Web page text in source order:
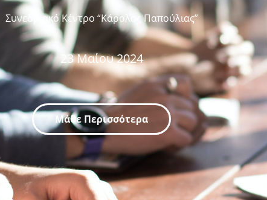
Συνεδριακό Κέντρο “Κάρολος Παπούλιας”
23 Μαίου 2024
Μάθε Περισσότερα